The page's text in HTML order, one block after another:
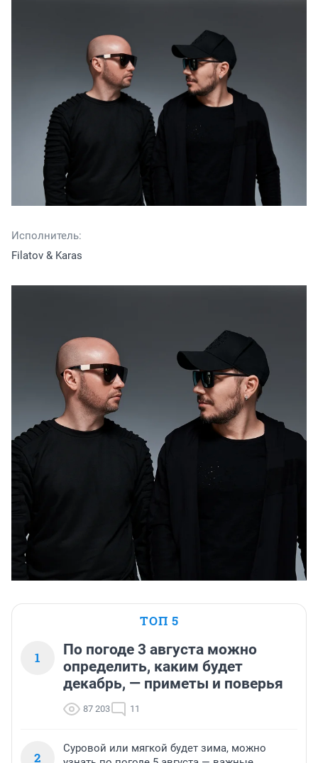
Исполнитель:
Filatov & Karas
ТОП 5
1
По погоде 3 августа можно
определить, каким будет
декабрь, — приметы и поверья
87 203 11
2
Суровой или мягкой будет зима, можно